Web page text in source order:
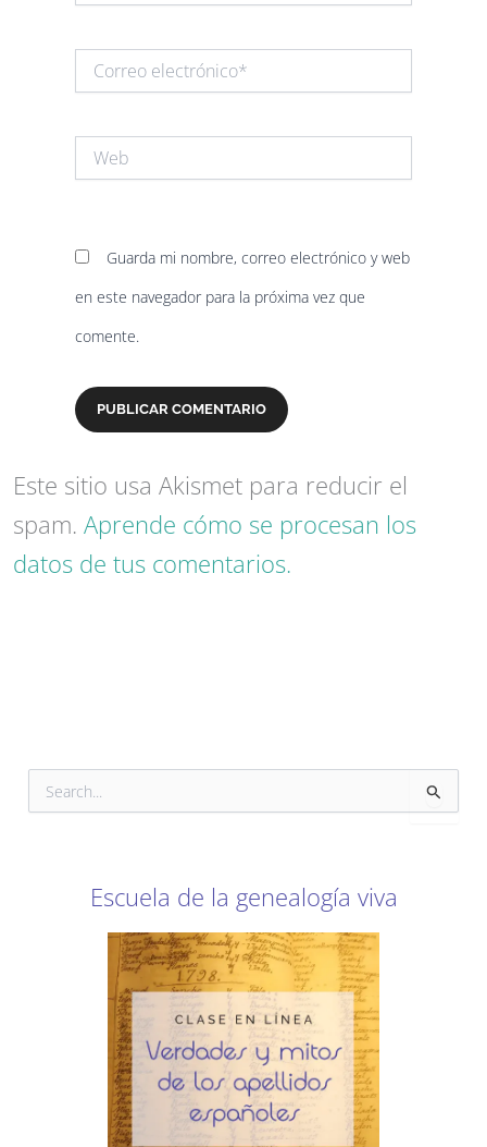
electrónico*
Guarda mi nombre, correo electrónico y web
en este navegador para la próxima vez que
comente.
Este sitio usa Akismet para reducir el
spam.Aprende cómo se procesan los
datos de tus comentarios.
Escuela de la genealogía viva